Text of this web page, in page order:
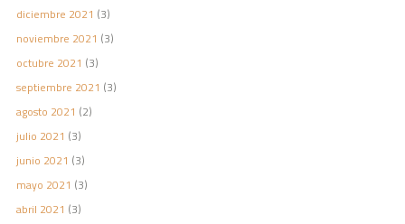
diciembre 2021 (3)
noviembre 2021 (3)
octubre 2021 (3)
septiembre 2021 (3)
agosto 2021 (2)
julio 2021 (3)
junio 2021 (3)
mayo 2021 (3)
abril 2021 (3)